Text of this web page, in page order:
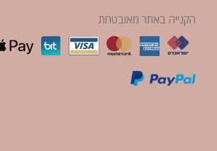
הקנייה באתר מאובטחת